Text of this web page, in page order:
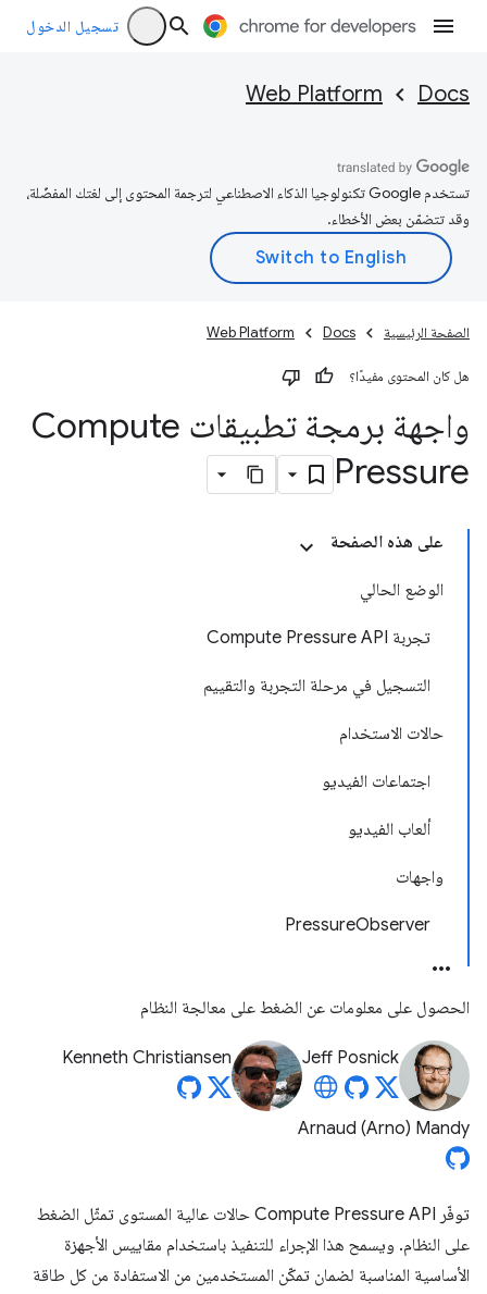
تسجيل الدخول
Docs
Web Platform
تستخدم Google تكنولوجيا الذكاء الاصطناعي لترجمة المحتوى إلى لغتك المفضّلة،
وقد تتضمّن بعض الأخطاء.
الصفحة الرئيسية Docs
Web Platform
هل كان المحتوى مفيدًا؟
واجهة برمجة تطبيقات Compute
Pressure
على هذه الصفحة
الوضع الحالي
تجربة Compute Pressure API
التسجيل في مرحلة التجربة والتقييم
حالات الاستخدام
اجتماعات الفيديو
ألعاب الفيديو
واجهات
PressureObserver
الحصول على معلومات عن الضغط على معالجة النظام
Jeff Posnick
Kenneth Christiansen
Arnaud (Arno) Mandy
توفّر Compute Pressure API حالات عالية المستوى تمثّل الضغط
على النظام. ويسمح هذا الإجراء للتنفيذ باستخدام مقاييس الأجهزة
الأساسية المناسبة لضمان تمكّن المستخدمين من الاستفادة من كل طاقة